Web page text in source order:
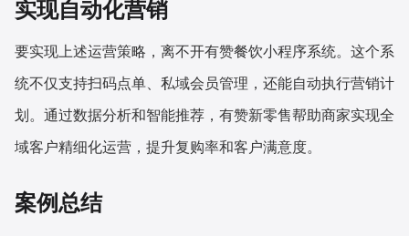
实现自动化营销
要实现上述运营策略，离不开有赞餐饮小程序系统。这个系
统不仅支持扫码点单、私域会员管理，还能自动执行营销计
划。通过数据分析和智能推荐，有赞新零售帮助商家实现全
域客户精细化运营，提升复购率和客户满意度。
案例总结